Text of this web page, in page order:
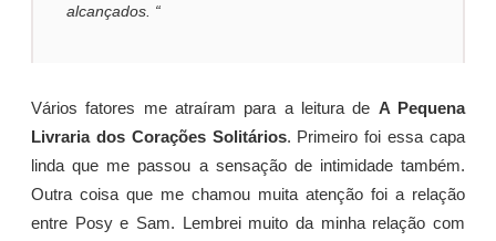
alcançados. “
Vários fatores me atraíram para a leitura de A Pequena
Livraria dos Corações Solitários. Primeiro foi essa capa
linda que me passou a sensação de intimidade também.
Outra coisa que me chamou muita atenção foi a relação
entre Posy e Sam. Lembrei muito da minha relação com